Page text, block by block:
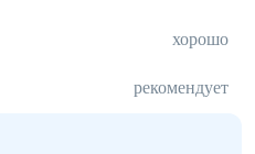
хорошо
рекомендует